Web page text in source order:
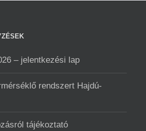
– jelentkezési lap
rendszert Hajdú-
tájékoztató